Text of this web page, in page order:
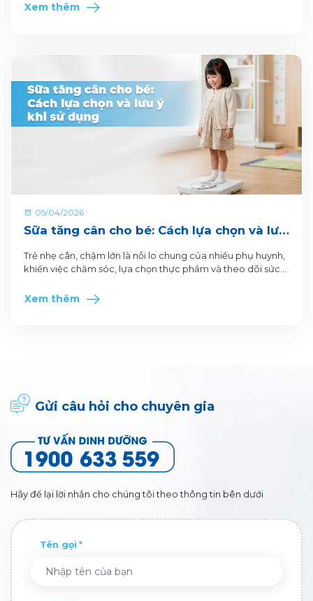
Xem thêm
05/04/2026
Sữa tăng cân cho bé: Cách lựa chọn và lưu
Trẻ nhẹ cân, chậm lớn là nỗi lo chung của nhiều phụ huynh,
khiến việc chăm sóc, lựa chọn thực phẩm và theo dõi sức
Xem thêm
Gửi câu hỏi cho chuyên gia
Hãy để lại lời nhắn cho chúng tôi theo thông tin bên dưới
Tên gọi